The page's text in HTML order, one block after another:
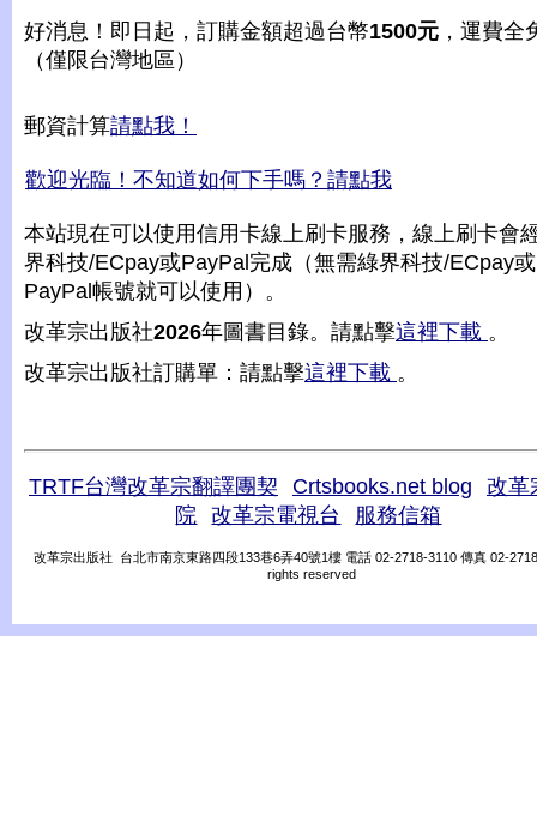
好消息！即日起，訂購金額超過台幣1500元 ，運費全
（僅限台灣地區）
郵資計算請點我！
歡迎光臨！不知道如何下手嗎？請點我
本站現在可以使用信用卡線上刷卡服務，線上刷卡會
界科技/ECpay或PayPal完成（無需綠界科技/ECpay或
PayPal帳號就可以使用）。
改革宗出版社2026年圖書目錄。請點擊這裡下載 。
改革宗出版社訂購單：請點擊這裡下載 。
TRTF台灣改革宗翻譯團契 Crtsbooks.net blog
改革
院
改革宗電視台 服務信箱
改革宗出版社 台北市南京東路四段133巷6弄40號1樓 電話 02-2718-3110 傳真 02-
rights reserved